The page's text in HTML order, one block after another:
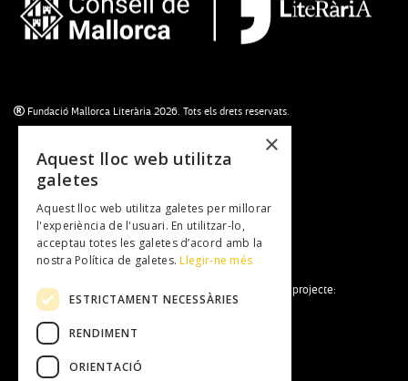
Fundació Mallorca Literària 2026. Tots els drets reservats.
NEWSLETTER
La Fundació Mallorca Literària forma part del projecte:
×
Aquest lloc web utilitza
galetes
Aquest lloc web utilitza galetes per millorar
l'experiència de l'usuari. En utilitzar-lo,
acceptau totes les galetes d’acord amb la
nostra Política de galetes.Llegir-ne més
ESTRICTAMENT NECESSÀRIES
RENDIMENT
ORIENTACIÓ